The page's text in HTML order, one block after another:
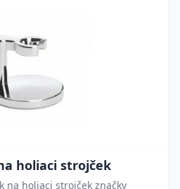
holiaci strojček
na holiaci strojček značky